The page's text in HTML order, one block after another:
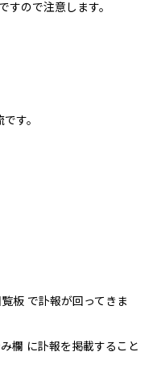
すので注意します。
す。
板 で訃報が回ってきま
欄 に訃報を掲載すること